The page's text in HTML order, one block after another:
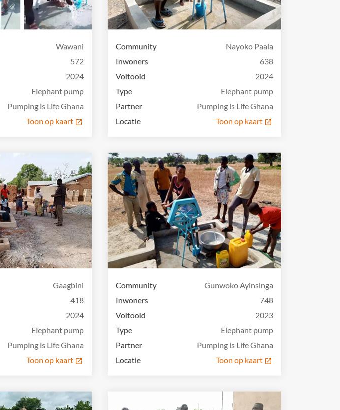
Wawani
572
2024
Elephant pump
Pumping is Life Ghana
Toon op kaart
Community
Nayoko Paala
Inwoners
638
Voltooid
2024
Type
Elephant pump
Partner
Pumping is Life Ghana
Locatie
Toon op kaart
Gaagbini
418
2024
Elephant pump
Pumping is Life Ghana
Toon op kaart
Community
Gunwoko Ayinsinga
Inwoners
748
Voltooid
2023
Type
Elephant pump
Partner
Pumping is Life Ghana
Locatie
Toon op kaart